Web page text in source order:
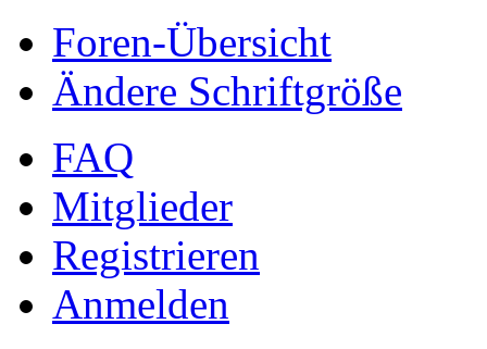
Foren-Übersicht
Ändere Schriftgröße
FAQ
Mitglieder
Registrieren
Anmelden